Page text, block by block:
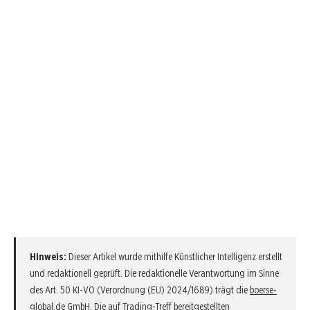
Hinweis: Dieser Artikel wurde mithilfe Künstlicher Intelligenz erstellt
und redaktionell geprüft. Die redaktionelle Verantwortung im Sinne
des Art. 50 KI-VO (Verordnung (EU) 2024/1689) trägt die boerse-
global.de GmbH . Die auf Trading-Treff bereitgestellten